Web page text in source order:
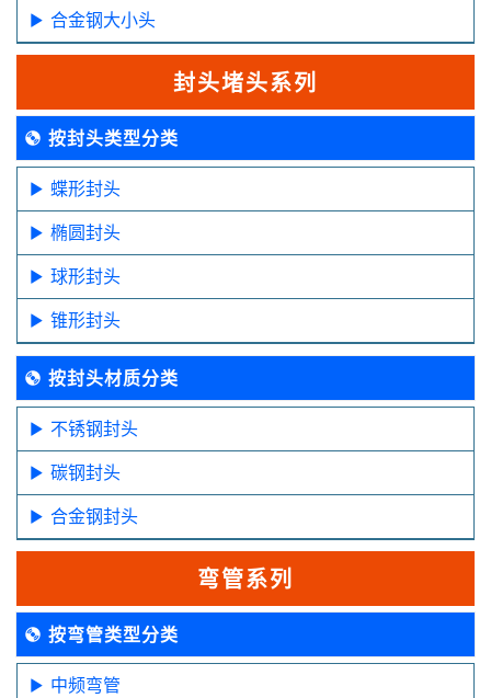
合金钢大小头
封头堵头系列
按封头类型分类
蝶形封头
椭圆封头
球形封头
锥形封头
按封头材质分类
不锈钢封头
碳钢封头
合金钢封头
弯管系列
按弯管类型分类
中频弯管